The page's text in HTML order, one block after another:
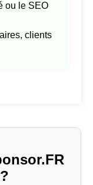
ou le SEO
clients